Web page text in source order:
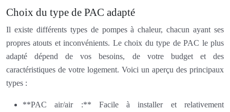
Choix du type de PAC adapté
Il existe différents types de pompes à chaleur, chacun ayant ses
propres atouts et inconvénients. Le choix du type de PAC le plus
adapté dépend de vos besoins, de votre budget et des
caractéristiques de votre logement. Voici un aperçu des principaux
types :
**PAC air/air :** Facile à installer et relativement